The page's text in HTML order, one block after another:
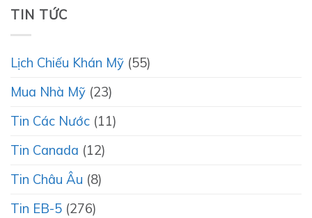
TIN TỨC
Lịch Chiếu Khán Mỹ (55)
Mua Nhà Mỹ (23)
Tin Các Nước (11)
Tin Canada (12)
Tin Châu Âu (8)
Tin EB-5 (276)